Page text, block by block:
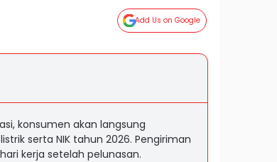
Add Us on Google
konsumen akan langsung
serta NIK tahun 2026. Pengiriman
kerja setelah pelunasan.